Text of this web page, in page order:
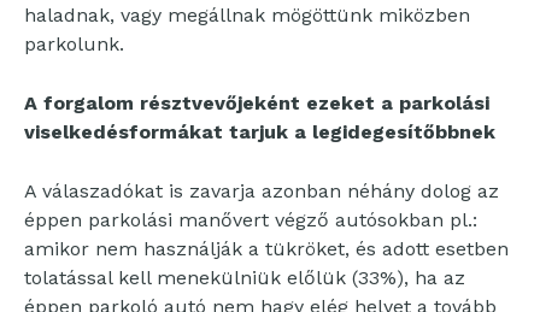
haladnak, vagy megállnak mögöttünk miközben
parkolunk.
A forgalom résztvevőjeként ezeket a parkolási
viselkedésformákat tarjuk a legidegesítőbbnek
A válaszadókat is zavarja azonban néhány dolog az
éppen parkolási manővert végző autósokban pl.:
amikor nem használják a tükröket, és adott esetben
tolatással kell menekülniük előlük (33%), ha az
éppen parkoló autó nem hagy elég helyet a tovább